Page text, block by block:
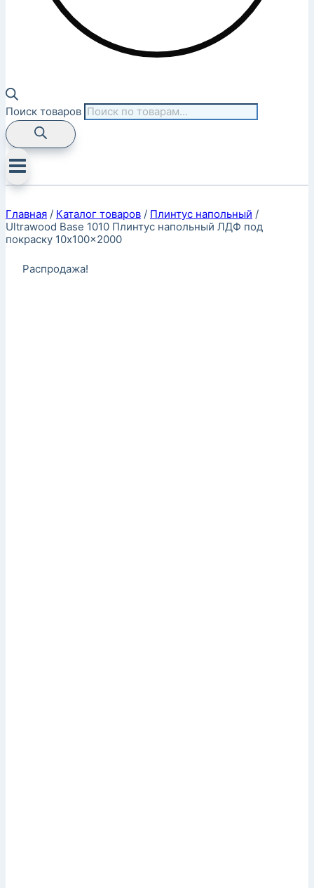
Поиск товаров
Главная / Каталог товаров / Плинтус напольный /
Ultrawood Base 1010 Плинтус напольный ЛДФ под
покраску 10x100x2000
Распродажа!